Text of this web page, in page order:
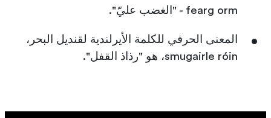
fearg orm - "الغضب عليّ".
المعنى الحرفي للكلمة الأيرلندية لقنديل البحر،
smugairle róin، هو "رذاذ القفل".